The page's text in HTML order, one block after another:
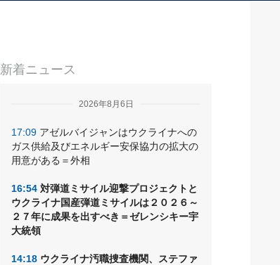
購読
新着ニュース
2026年8月6日
17:09 アゼルバイジャンはウクライナへの
ガス供給及びエネルギー安保協力の拡大の
用意がある＝外相
16:54 対弾道ミサイル迎撃プロジェクトと
ウクライナ国産弾道ミサイルは２０２６～
２７年に成果を出すべき＝ゼレンシキー宇
大統領
14:18 ウクライナ汚職捜査機関、ステファ